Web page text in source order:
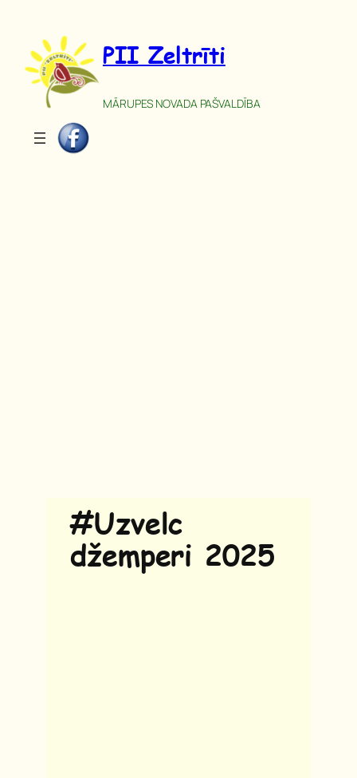
saturu
PII Zeltrīti
MĀRUPES NOVADA PAŠVALDĪBA
#Uzvelc
džemperi 2025